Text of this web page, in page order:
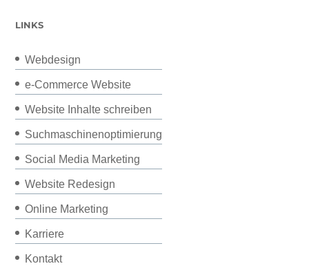
LINKS
Webdesign
e-Commerce Website
Website Inhalte schreiben
Suchmaschinenoptimierung
Social Media Marketing
Website Redesign
Online Marketing
Karriere
Kontakt